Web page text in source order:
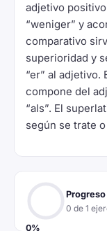
adjetivo
“weniger” y
comparativo
superioridad y
“er” al
compone del
“als”. El
según se trate
0%
Progreso
0 de 1